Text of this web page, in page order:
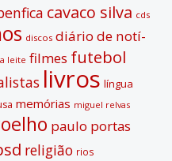
cavaco silva cds
discos diário de notí­
leite filmes futebol
livros lí­ngua
memórias miguel relvas
paulo portas
religião rios